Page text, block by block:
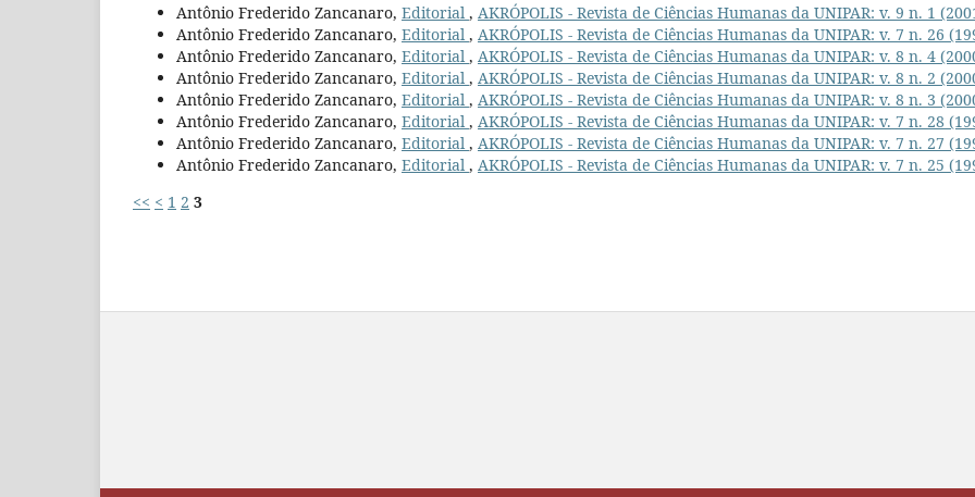
Antônio Frederido Zancanaro, Editorial , AKRÓPOLIS - Revista de Ciências Humanas da UNIPAR: v. 9 n. 1
Antônio Frederido Zancanaro, Editorial , AKRÓPOLIS - Revista de Ciências Humanas da UNIPAR: v. 7 n. 26
Antônio Frederido Zancanaro, Editorial , AKRÓPOLIS - Revista de Ciências Humanas da UNIPAR: v. 8 n. 4
Antônio Frederido Zancanaro, Editorial , AKRÓPOLIS - Revista de Ciências Humanas da UNIPAR: v. 8 n. 2
Antônio Frederido Zancanaro, Editorial , AKRÓPOLIS - Revista de Ciências Humanas da UNIPAR: v. 8 n. 3
Antônio Frederido Zancanaro, Editorial , AKRÓPOLIS - Revista de Ciências Humanas da UNIPAR: v. 7 n. 28
Antônio Frederido Zancanaro, Editorial , AKRÓPOLIS - Revista de Ciências Humanas da UNIPAR: v. 7 n. 27
Antônio Frederido Zancanaro, Editorial , AKRÓPOLIS - Revista de Ciências Humanas da UNIPAR: v. 7 n. 25
<< < 1 2 3